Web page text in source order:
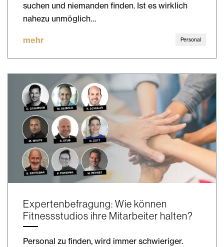
suchen und niemanden finden. Ist es wirklich
nahezu unmöglich…
mehr Personal
Expertenbefragung: Wie können
Fitnessstudios ihre Mitarbeiter halten?
Personal zu finden, wird immer schwieriger.